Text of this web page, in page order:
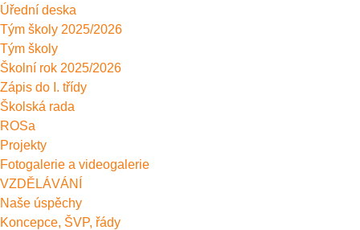
Úřední deska
Tým školy 2025/2026
Tým školy
Školní rok 2025/2026
Zápis do I. třídy
Školská rada
ROSa
Projekty
Fotogalerie a videogalerie
VZDĚLÁVÁNÍ
Naše úspěchy
Koncepce, ŠVP, řády